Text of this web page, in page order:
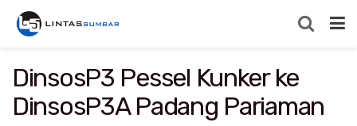
DinsosP3 Pessel Kunker ke
DinsosP3A Padang Pariaman